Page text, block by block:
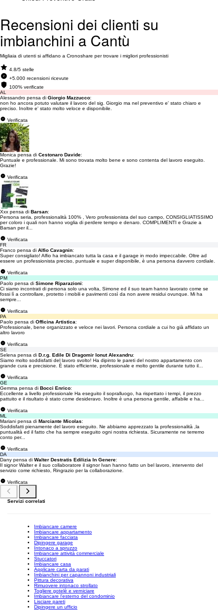
Recensioni dei clienti su
imbianchini a Cantù
Migliaia di utenti si affidano a Cronoshare per trovare i migliori professionisti
4.8/5 stelle
+5.000 recensioni ricevute
100% verificate
AL
Alessandro pensa di Giorgio Mazzucco:
non ho ancora potuto valutare il lavoro del sig. Giorgio ma nel preventivo e' stato chiaro e
preciso. Inoltre e' stato molto veloce e disponibile.
Verificata
Monica pensa di Cestonaro Davide:
Puntuale e professionale. Mi sono trovata molto bene e sono contenta del lavoro eseguito.
Grazie!
Verificata
Xxx pensa di Barsan:
Persona seria, professionalità 100% , Vero professionista del suo campo, CONSIGLIATISSIMO
per coloro i quali non hanno voglia di perdere tempo e denaro. COMPLIMENTI e Grazie a
Barsan per il...
Verificata
FR
Franco pensa di Alfio Cavagnin:
Super consigliato! Alfio ha imbiancato tutta la casa e il garage in modo impeccabile. Oltre ad
essere un professionista preciso, puntuale e super disponibile, è una persona davvero cordiale.
Verificata
PM
Paolo pensa di Simone Riparazioni:
Ci siamo incontrati di persona solo una volta, Simone ed il suo team hanno lavorato come se
fossi lì a controllare, protetto i mobili e pavimenti così da non avere residui ovunque. Mi ha
sempre...
Verificata
PA
Paolo pensa di Officina Artistica:
Professionale, bene organizzato e veloce nei lavori. Persona cordiale a cui ho già affidato un
altro lavoro
Verificata
SE
Selena pensa di D.r.g. Edile Di Dragomir Ionut Alexandru:
Siamo molto soddisfatti del lavoro svolto! Ha dipinto le pareti del nostro appartamento con
grande cura e precisione. È stato efficiente, professionale e molto gentile durante tutto il...
Verificata
GE
Gemma pensa di Bocci Enrico:
Eccellente a livello professionale Ha eseguito il sopralluogo, ha rispettato i tempi, il prezzo
pattuito e il risultato è stato come desideravo. Inoltre è una persona gentile, affabile e ha...
Verificata
ML
Mariani pensa di Marciante Micolas:
Soddisfatti pienamente del lavoro eseguito. Ne abbiamo apprezzato la professionalità ,la
puntualità ed il fatto che ha sempre eseguito ogni nostra richiesta. Sicuramente ne terremo
conto per...
Verificata
DA
Dany pensa di Walter Destratis Edilizia In Genere:
Il signor Walter e il suo collaboratore il signor Ivan hanno fatto un bel lavoro, intervento del
servizio come richiesto, Ringrazio per la collaborazione.
Verificata
Servizi correlati
Imbiancare camere
Imbiancare appartamento
Imbiancare facciata
Dipingere garage
Intonaco a spruzzo
Imbiancare attività commerciale
Stuccatori
Imbiancare casa
Applicare carta da parati
Imbianchini per capannoni industriali
Pittura decorativa
Rimuovere intonaco strollato
Togliere gotelè e verniciare
Imbiancare l'esterno del condominio
Lisciare pareti
Dipingere un ufficio